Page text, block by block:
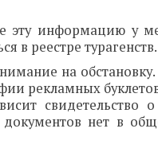
эту информацию у
в реестре турагенств.
на
рекламных
свидетельство
нет в